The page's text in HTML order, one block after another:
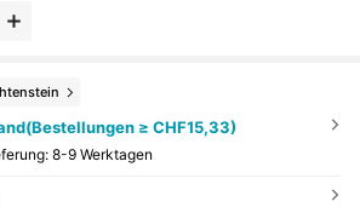
≥ CHF15,33)
8-9 Werktagen